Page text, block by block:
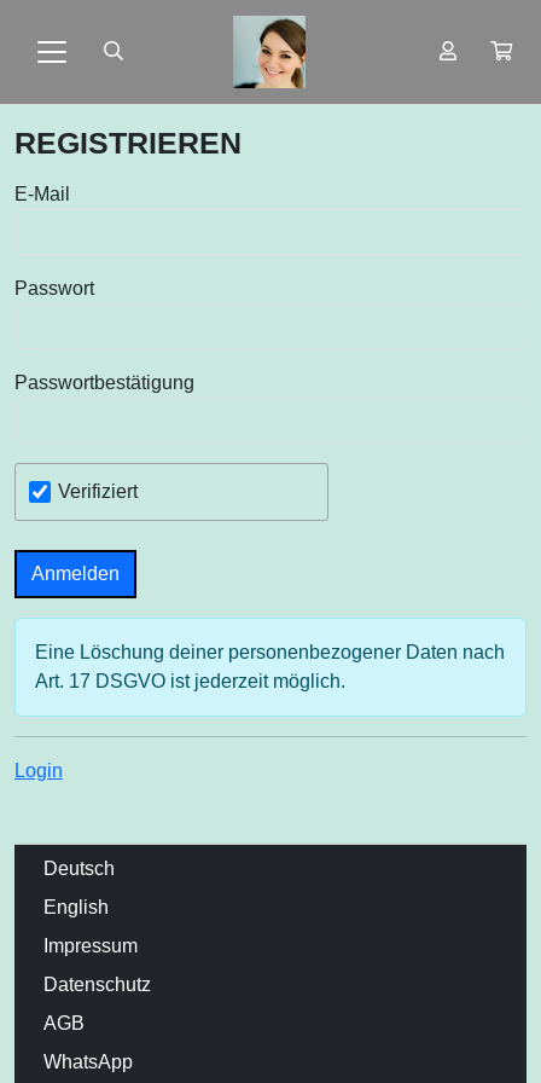
REGISTRIEREN
Favorite
E-Mail
Passwort
Passwortbestätigung
Verifiziert
Eine Löschung deiner personenbezogener Daten nach
Art. 17 DSGVO ist jederzeit möglich.
Login
Deutsch
English
Impressum
Datenschutz
AGB
WhatsApp